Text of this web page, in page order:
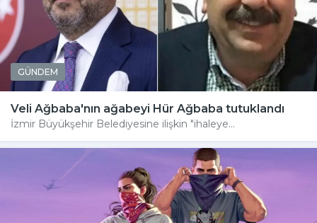
GÜNDEM
Veli Ağbaba'nın ağabeyi Hür Ağbaba tutuklandı
İzmir Büyükşehir Belediyesine ilişkin "ihaleye...